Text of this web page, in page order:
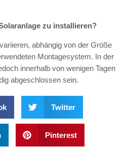
zu installieren?
abhängig von der Größe
Montagesystem. In der
innerhalb von wenigen Tagen
abgeschlossen sein.
Twitter
Pinterest